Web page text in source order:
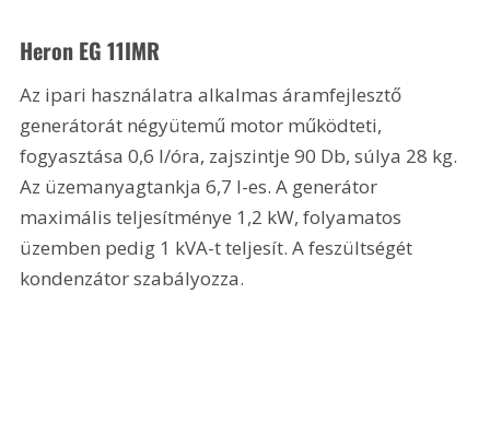
Heron EG 11IMR
Az ipari használatra alkalmas áramfejlesztő
generátorát négyütemű motor működteti,
fogyasztása 0,6 l/óra, zajszintje 90 Db, súlya 28 kg.
Az üzemanyagtankja 6,7 l-es. A generátor
maximális teljesítménye 1,2 kW, folyamatos
üzemben pedig 1 kVA-t teljesít. A feszültségét
kondenzátor szabályozza.